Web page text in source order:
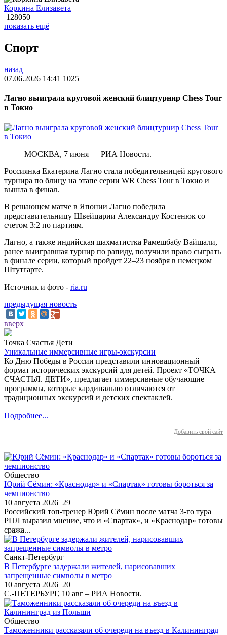
Коркина Елизавета
128050
показать ещё
Спорт
назад
07.06.2026 14:41 1025
Лагно выиграла круговой женский блицтурнир Chess Tour
в Токио
МОСКВА, 7 июня — РИА Новости.
Россиянка Екатерина Лагно стала победительницей кругового
турнира по блицу на этапе серии WR Chess Tour в Токио и
вышла в финал.
В решающем матче в Японии Лагно победила
представительницу Швейцарии Александру Костенюк со
счетом 3:2 по партиям.
Лагно, а также индийская шахматистка Рамешбабу Вайшали,
ранее выигравшая турнир по рапиду, получили право сыграть
в финале серии, который пройдет 22–23 ноября в немецком
Штутгарте.
Источник и фото - ria.ru
предыдущая новость
вверх
Точка Счастья Дети
Уникальные иммерсивные игры-экскурсии
Ко Дню Победы в России представили инновационный
формат исторических экскурсий для детей. Проект «ТОЧКА
СЧАСТЬЯ. ДЕТИ», предлагает иммерсивные обучающие
программы, которые кардинально отличаются от
традиционных экскурсий и детских спектаклей.
Подробнее...
Добавить свой сайт
Общество
Юрий Сёмин: «Краснодар» и «Спартак» готовы бороться за
чемпионство
10 августа 2026 29
Российский топ-тренер Юрий Сёмин после матча 3-го тура
РПЛ выразил мнение, что и «Спартак», и «Краснодар» готовы
сража...
Санкт-Петербург
В Петербурге задержали жителей, нарисовавших
запрещенные символы в метро
10 августа 2026 20
С.-ПЕТЕРБУРГ, 10 авг – РИА Новости.
Общество
Таможенники рассказали об очереди на въезд в Калининград